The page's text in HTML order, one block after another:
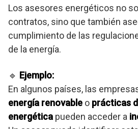
Los asesores energéticos no
contratos, sino que también
cumplimiento de las
de la energía.
🔹 Ejemplo:
En algunos países, las
energía renovable o prácticas
energética pueden acceder a